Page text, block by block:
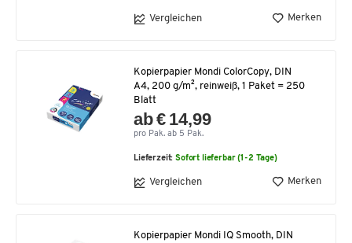
Vergleichen Merken
Kopierpapier Mondi ColorCopy, DIN
A4, 200 g/m², reinweiß, 1 Paket = 250
Blatt
ab € 14,99
pro Pak. ab 5 Pak.
Lieferzeit:Sofort lieferbar (1-2 Tage)
Vergleichen Merken
Kopierpapier Mondi IQ Smooth, DIN